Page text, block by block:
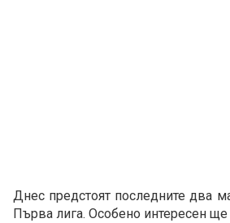
Днес предстоят последните два
Първа лига. Особено интересен